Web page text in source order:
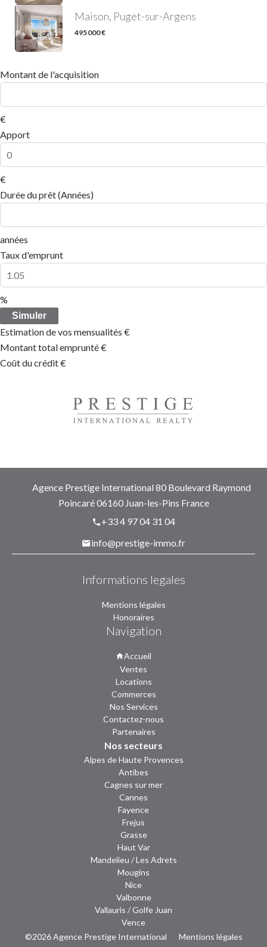
Maison, Puget-sur-Argens
495 000 €
Montant de l'acquisition
€
Apport
€
Durée du prêt (Années)
années
Taux d'emprunt
%
Simuler
Estimation de vos mensualités €
Montant total emprunté€
Coût du crédit€
Agence Prestige International 80 Boulevard Raymond
Poincaré06160Juan-les-Pins France
+33 4 97 04 31 04
info@prestige-immo.fr
Informations legales
Mentions légales
Honoraires
Navigation
Accueil
Ventes
Locations
Commerces
Nos Services
Contactez-nous
Partenaires
Nos secteurs
Alpes de Haute Provences
Antibes
Cagnes sur mer
Cannes
Fayence
Frejus
Grasse
Haut Var
Mandelieu / Les Adrets
Mougins
Nice
Valbonne
Vallauris / Golfe Juan
Vence
©2026 Agence Prestige International
Mentions légales